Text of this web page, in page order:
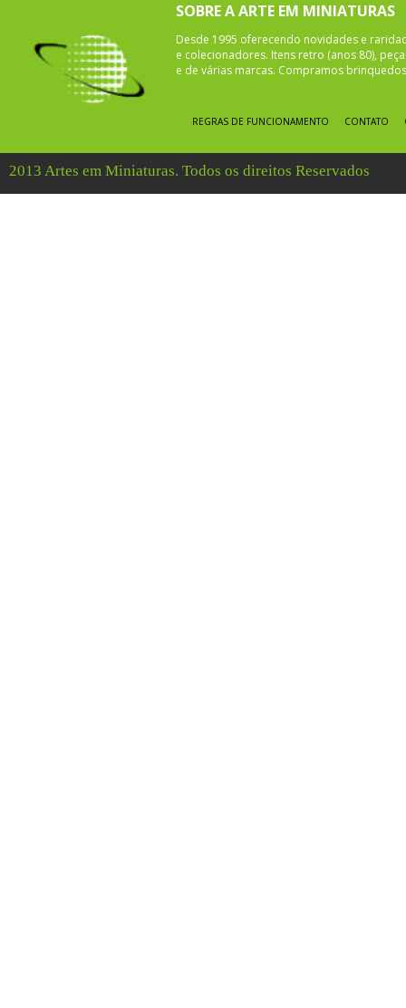
SOBRE A ARTE EM MINIATURAS
Desde 1995 oferecendo novidades e
e colecionadores. Itens retro (anos 80),
e de várias marcas. Compramos
REGRAS DE FUNCIONAMENTO CONTATO
2013 Artes em Miniaturas. Todos os direitos Reservados